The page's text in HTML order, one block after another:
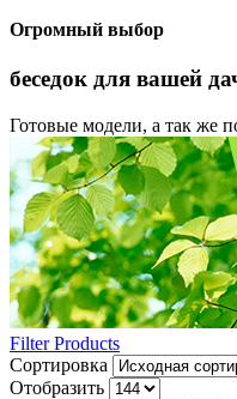
Огромный выбор
беседок для вашей
Готовые модели, а так же
Filter Products
Сортировка
Отобразить